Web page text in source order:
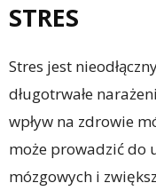
STRES
Stres jest
długotrwałe
wpływ na zdrowie
może prowadzić do
mózgowych i